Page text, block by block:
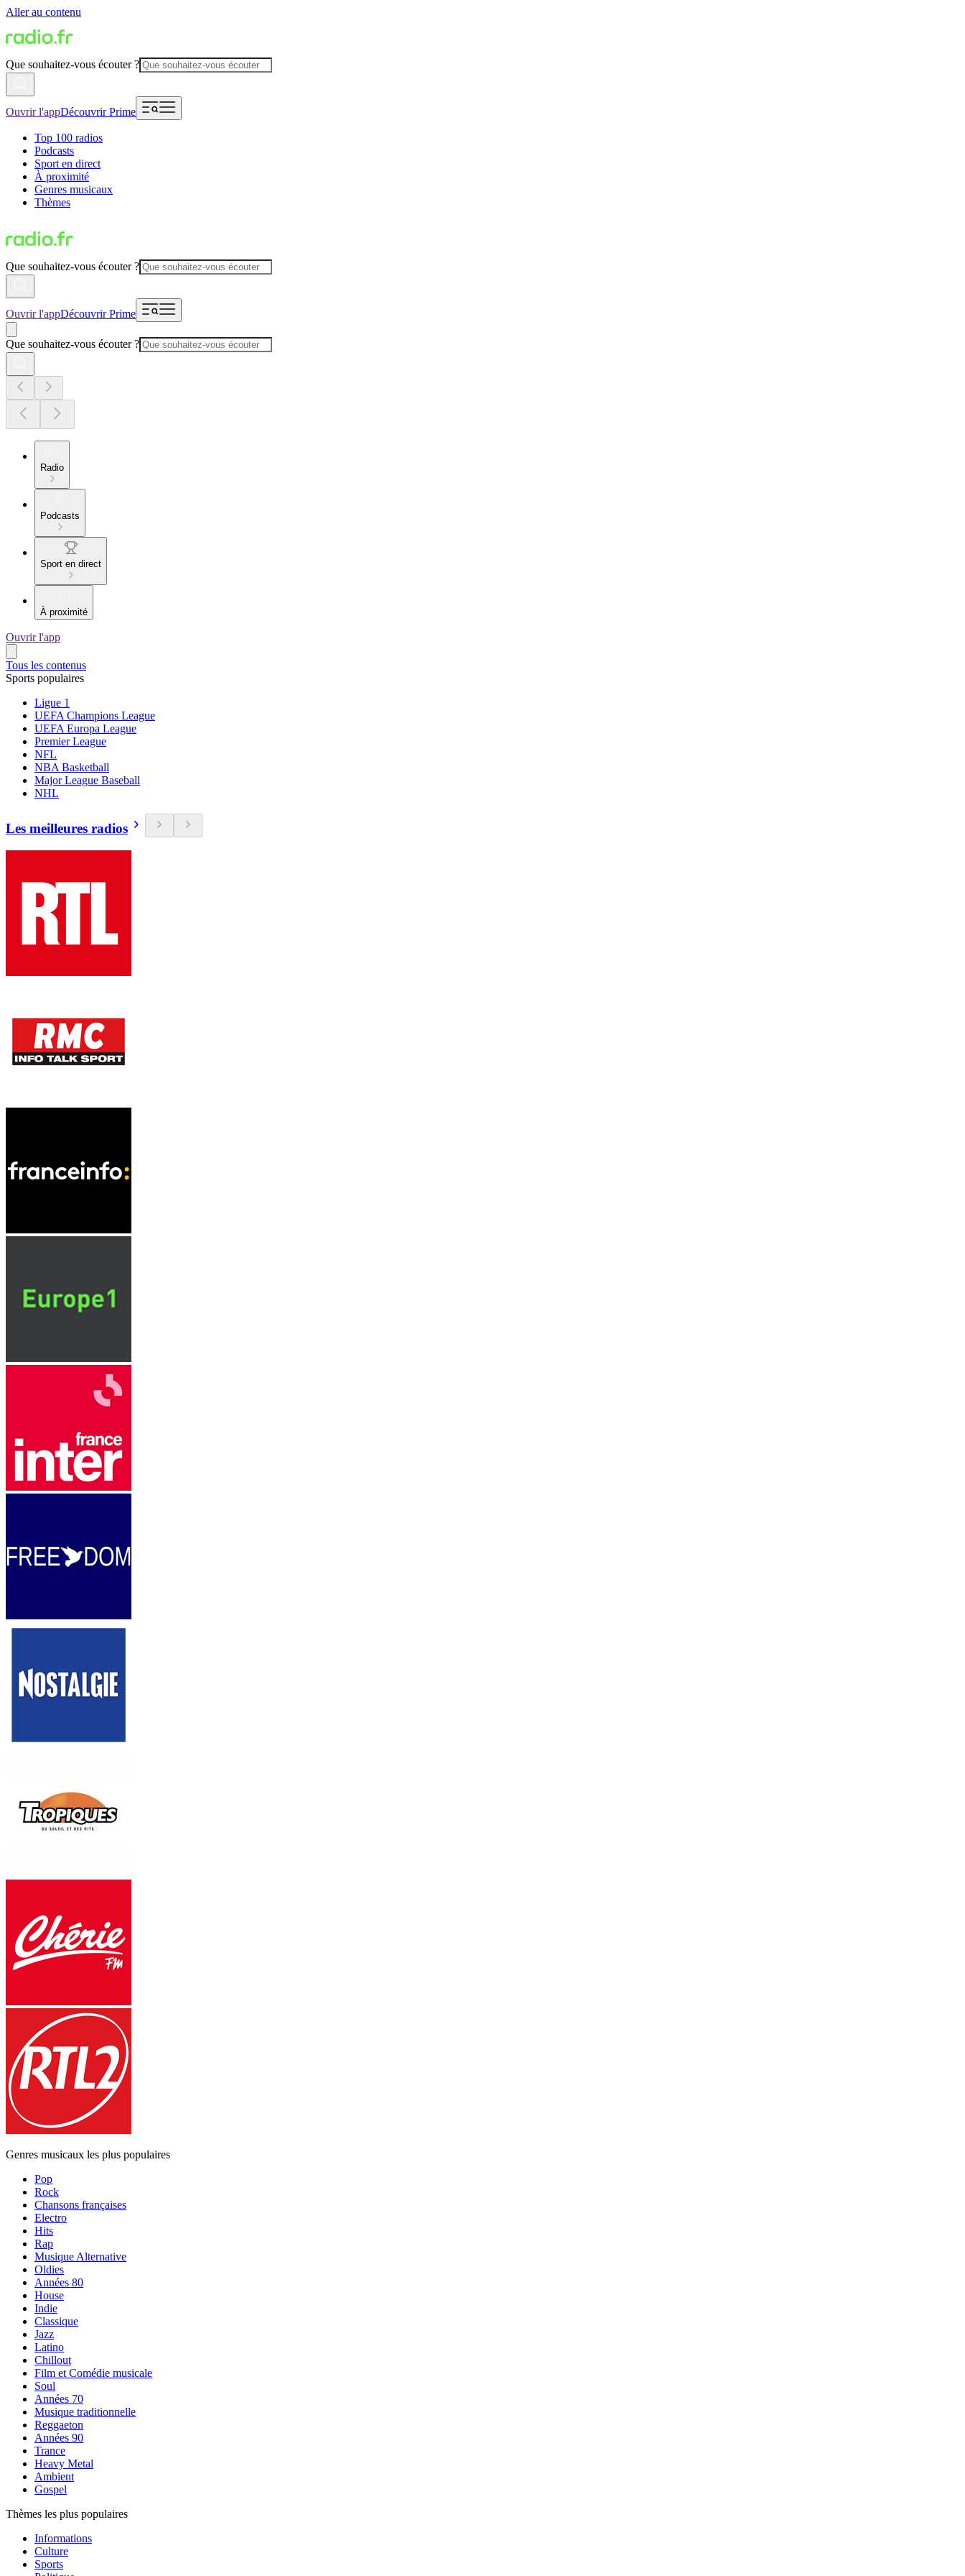
Aller au contenu
Que souhaitez-vous écouter ?
Ouvrir l'appDécouvrir Prime
Top 100 radios
Podcasts
Sport en direct
À proximité
Genres musicaux
Thèmes
Que souhaitez-vous écouter ?
Ouvrir l'appDécouvrir Prime
Que souhaitez-vous écouter ?
Radio
Podcasts
Sport en direct
À proximité
Ouvrir l'app
Tous les contenus
Sports populaires
Ligue 1
UEFA Champions League
UEFA Europa League
Premier League
NFL
NBA Basketball
Major League Baseball
NHL
Les meilleures radios
Genres musicaux les plus populaires
Pop
Rock
Chansons françaises
Electro
Hits
Rap
Musique Alternative
Oldies
Années 80
House
Indie
Classique
Jazz
Latino
Chillout
Film et Comédie musicale
Soul
Années 70
Musique traditionnelle
Reggaeton
Années 90
Trance
Heavy Metal
Ambient
Gospel
Thèmes les plus populaires
Informations
Culture
Sports